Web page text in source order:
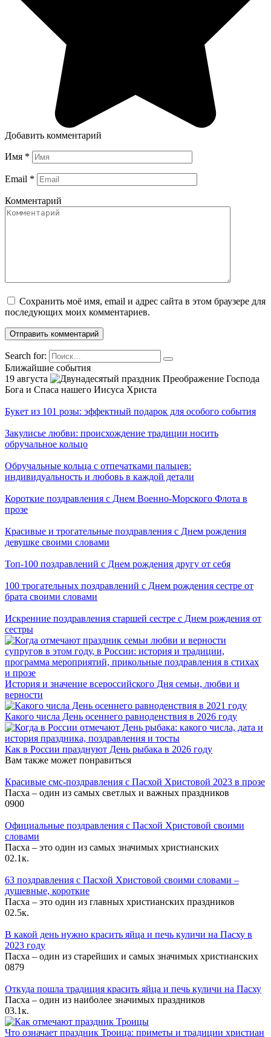
Добавить комментарий
Имя *
Email *
Комментарий
Сохранить моё имя, email и адрес сайта в этом браузере для
последующих моих комментариев.
Search for:
Ближайшие события
19 августа
Преображение Господа
Бога и Спаса нашего Иисуса Христа
Букет из 101 розы: эффектный подарок для особого события
Закулисье любви: происхождение традиции носить
обручальное кольцо
Обручальные кольца с отпечатками пальцев:
индивидуальность и любовь в каждой детали
Короткие поздравления с Днем Военно-Морского Флота в
прозе
Красивые и трогательные поздравления с Днем рождения
девушке своими словами
Топ-100 поздравлений с Днем рождения другу от себя
100 трогательных поздравлений с Днем рождения сестре от
брата своими словами
Искренние поздравления старшей сестре с Днем рождения от
сестры
История и значение всероссийского Дня семьи, любви и
верности
Какого числа День осеннего равноденствия в 2026 году
Как в России празднуют День рыбака в 2026 году
Вам также может понравиться
Красивые смс-поздравления с Пасхой Христовой 2023 в прозе
Пасха – один из самых светлых и важных праздников
0900
Официальные поздравления с Пасхой Христовой своими
словами
Пасха – это один из самых значимых христианских
02.1к.
63 поздравления с Пасхой Христовой своими словами –
душевные, короткие
Пасха – это один из главных христианских праздников
02.5к.
В какой день нужно красить яйца и печь куличи на Пасху в
2023 году
Пасха – один из старейших и самых значимых христианских
0879
Откуда пошла традиция красить яйца и печь куличи на Пасху
Пасха – один из наиболее значимых праздников
03.1к.
Что означает праздник Троица: приметы и традиции христиан